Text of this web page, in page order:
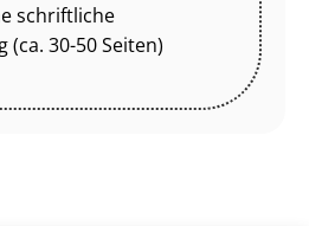
schriftliche
(ca. 30-50 Seiten)